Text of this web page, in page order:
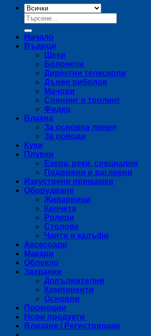
Търсене
за:
Начало
Въдици
Щеки
Болонези
Директни телескопи
Дънен риболов
Мачови
Спининг и тролинг
Фидер
Влакна
За основна линия
За поводи
Куки
Плувки
Езера, реки, специални
Подвижни и ваглерни
Изкуствени примамки
Оборудване
Живарници
Кепчета
Ролери
Столове
Чанти и калъфи
Аксесоари
Макари
Облекло
Захранки
Допълнителни
Компоненти
Основни
Промоции
Нови продукти
Влизане / Регистриране